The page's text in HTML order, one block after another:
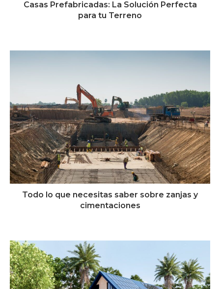
Casas Prefabricadas: La Solución Perfecta
para tu Terreno
Todo lo que necesitas saber sobre zanjas y
cimentaciones